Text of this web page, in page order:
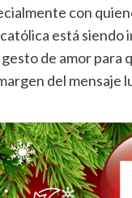
con
está siendo
de amor para
del mensaje